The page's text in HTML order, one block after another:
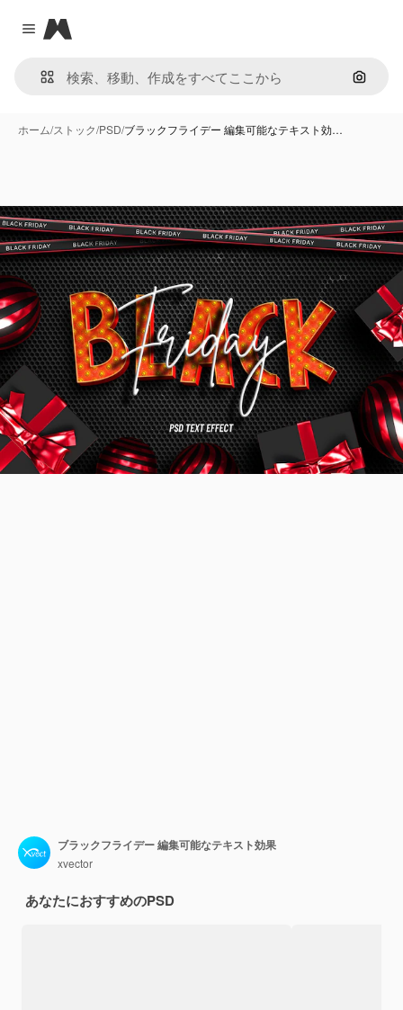
Close menu
Magnific
画像で
ホーム/ストック/PSD/ブラックフライデー 編集可能なテキスト効…
ブラックフライデー 編集可能なテキスト効果
xvector
あなたにおすすめのPSD